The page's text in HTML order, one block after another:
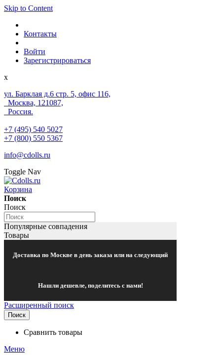
Skip to Content
Контакты
Войти
Зарегистрироваться
x
ул. Барклая д.6 стр. 5, офис 116,
Москва, 121087,
Россия.
+7 (495) 540 5027
+7 (800) 550 5367
info@cdolls.ru
Toggle Nav
Корзина
Поиск
Поиск
Популярные совпадения
Товары
Доставка по Москве в день заказа или на следующий
Нашли дешевле, поделитесь с нами!
Расширенный поиск
Поиск
Сравнить товары
Меню